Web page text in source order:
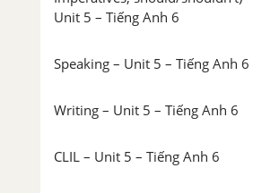
Unit 5 – Tiếng Anh 6
Speaking – Unit 5 – Tiếng Anh 6
Writing – Unit 5 – Tiếng Anh 6
CLIL – Unit 5 – Tiếng Anh 6